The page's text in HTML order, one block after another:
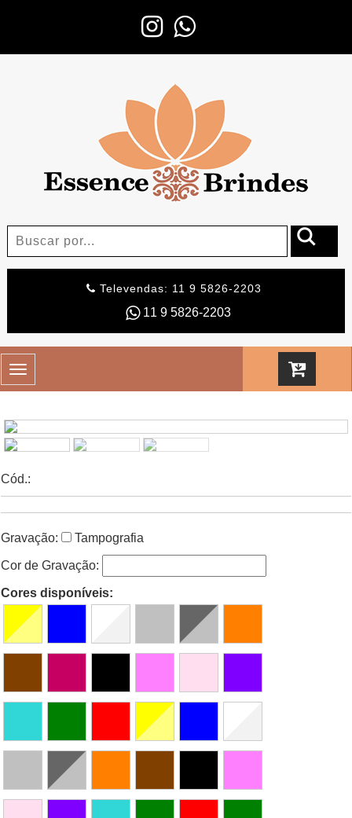
Televendas: 11 9 5826-2203
11 9 5826-2203
Toggle
navigation
Cód.:
Gravação: Tampografia
Cor de Gravação:
Cores disponíveis: